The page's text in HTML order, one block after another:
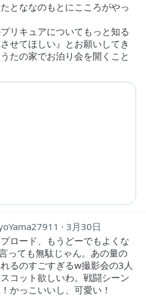
とななのもとにこころがやっ
リキュアについてもっと知る
せてほしい』とお願いしてき
たの家でお泊り会を開くこと
3月30日
ロード、もうどーでもよくな
っても無駄じゃん。あの量の
るのすごすぎるw撮影会の3人
コット欲しいわ。戦闘シーン
かっこいいし、可愛い！